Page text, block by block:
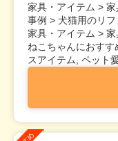
家具・アイテム > 家
事例 > 犬猫用のリ
家具・アイテム >
ねこちゃんにおす
スアイテム, ペット